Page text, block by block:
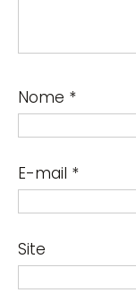
Nome *
E-mail *
Site